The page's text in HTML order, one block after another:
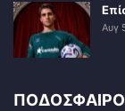
Αυγ